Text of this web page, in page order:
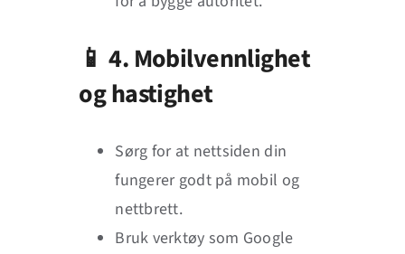
📱 4. Mobilvennlighet
og hastighet
Sørg for at nettsiden din
fungerer godt på mobil og
nettbrett.
Bruk verktøy som Google